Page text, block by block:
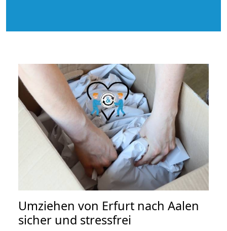
Umziehen von Erfurt nach Aalen
sicher und stressfrei